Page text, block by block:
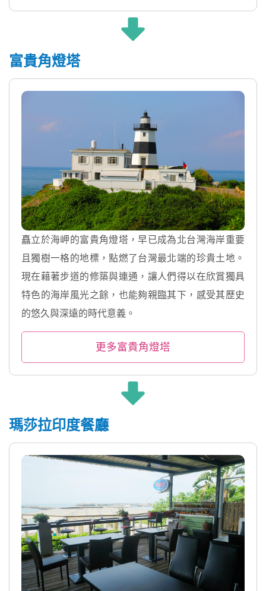
富貴角燈塔
矗立於海岬的富貴角燈塔，早已成為北台灣海岸重要
且獨樹一格的地標，點燃了台灣最北端的珍貴土地。
現在藉著步道的修築與連通，讓人們得以在欣賞獨具
特色的海岸風光之餘，也能夠親臨其下，感受其歷史
的悠久與深遠的時代意義。
更多富貴角燈塔
瑪莎拉印度餐廳